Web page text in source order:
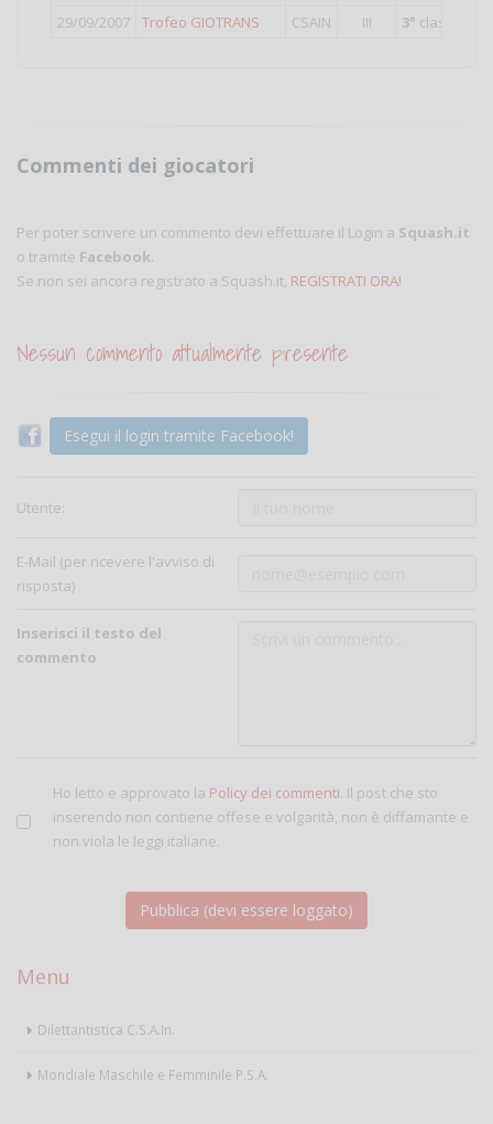
29/09/2007 Trofeo GIOTRANS CSAIN III 3°
Commenti dei giocatori
Per poter scrivere un commento devi effettuare il Login a Squash.it
o tramite Facebook.
Se non sei ancora registrato a Squash.it, REGISTRATI ORA!
Nessun commento attualmente presente
Esegui il login tramite Facebook!
Utente:
E-Mail (per ricevere l'avviso di
risposta)
Inserisci il testo del
commento
Ho letto e approvato la Policy dei commenti. Il post che sto
inserendo non contiene offese e volgarità, non è diffamante e
non viola le leggi italiane.
Menu
Dilettantistica C.S.A.In.
Mondiale Maschile e Femminile P.S.A.